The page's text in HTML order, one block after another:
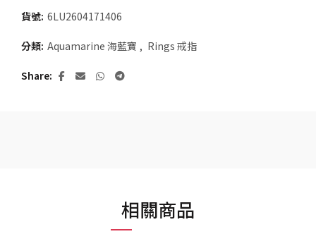
貨號: 6LU2604171406
分類: Aquamarine 海藍寶 , Rings 戒指
Share
相關商品